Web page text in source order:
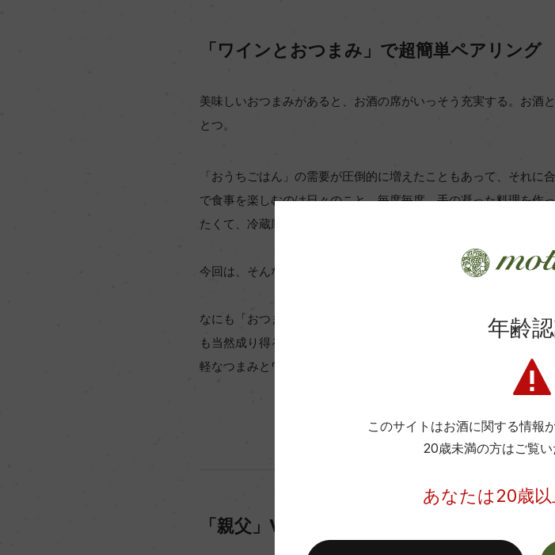
「ワインとおつまみ」で超簡単ペアリング
美味しいおつまみがあると、お酒の席がいっそう充実する。お酒
とつ。
「おうちごはん」の需要が圧倒的に増えたこともあって、それ
で食事を楽しむのは日々のこと。毎度毎度、手の凝った料理を作
たくて、冷蔵庫から出してすぐ食べられる、調理いらずの酒のつ
今回は、そんな方に向けた「ワインのおつまみ」ペアリングを紹
なにも「おつまみ」は日本酒やビールに限ったものではない。お
も当然成り得る存在だ。この企画では、ワインのインポーターと
軽なつまみとワインの相性】を検証により追求していく。
「親父」VS「若者」が選ぶおつまみ
年齢
このサイトはお酒に関する情報
20歳未満の方はご覧い
あなたは20歳以